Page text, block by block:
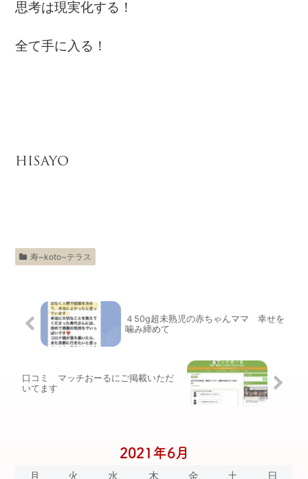
思考は現実化する！
全て手に入る！
HISAYO
寿~koto~テラス
４50g超未熟児の赤ちゃんママ 幸せを
噛み締めて
口コミ マッチおーるにご掲載いただ
いてます
2021年6月
月 火 水 木 金 土 日